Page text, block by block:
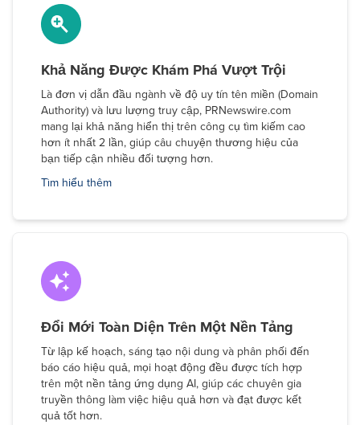
Khả Năng Được Khám Phá Vượt Trội
Là đơn vị dẫn đầu ngành về độ uy tín tên miền (Domain
Authority) và lưu lượng truy cập, PRNewswire.com
mang lại khả năng hiển thị trên công cụ tìm kiếm cao
hơn ít nhất 2 lần, giúp câu chuyện thương hiệu của
bạn tiếp cận nhiều đối tượng hơn.
Tìm hiểu thêm
Đổi Mới Toàn Diện Trên Một Nền Tảng
Từ lập kế hoạch, sáng tạo nội dung và phân phối đến
báo cáo hiệu quả, mọi hoạt động đều được tích hợp
trên một nền tảng ứng dụng AI, giúp các chuyên gia
truyền thông làm việc hiệu quả hơn và đạt được kết
quả tốt hơn.